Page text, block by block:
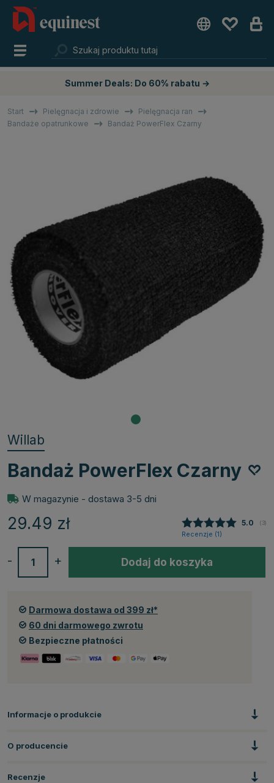
Summer Deals: Do 60% rabatu →
Start Pielęgnacja i zdrowie
Pielęgnacja ran
Bandaże opatrunkowe
Bandaż PowerFlex Czarny
Willab
Bandaż PowerFlex Czarny
W magazynie - dostawa 3-5 dni
29.49 zł 5.0 (3)
Recenzje (1)
+
- Dodaj do koszyka
Darmowa dostawa od 399 zł*
60 dni darmowego zwrotu
Bezpieczne płatności
Informacje o produkcie
O producencie
Recenzje